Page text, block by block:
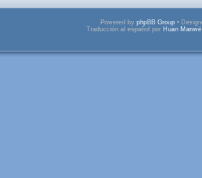
Powered by phpBB Group •
Traducción al español por Huan Manwë